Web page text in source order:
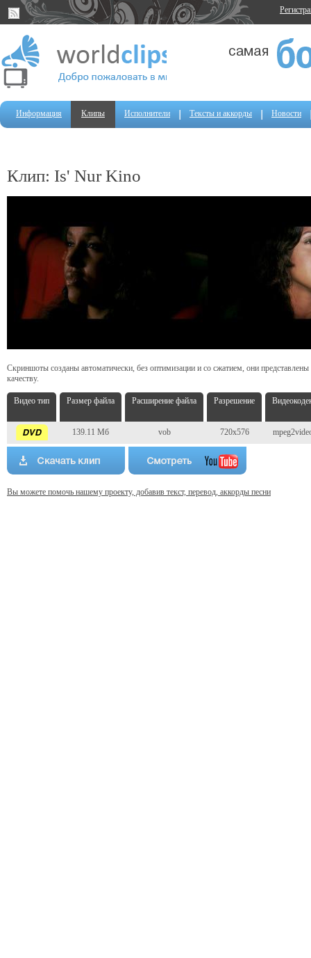
Информация Клипы Исполнители Тексты и аккорды Новости
Клип: Is' Nur Kino
Скриншоты созданы автоматически, без оптимизации и со сжатием, они
качеству.
Видео тип Размер файла Расширение файла Разрешение
139.11 Мб vob 720x576
Вы можете помочь нашему проекту, добавив текст, перевод, аккорды песни